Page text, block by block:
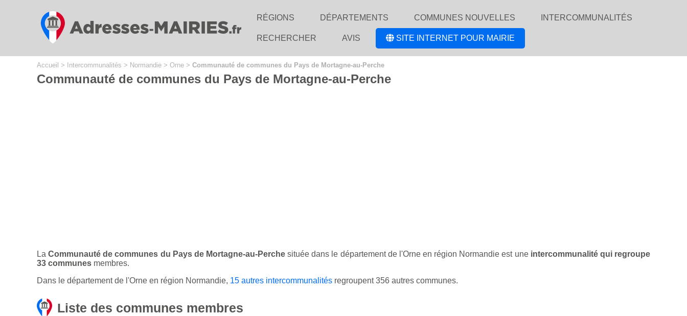
RÉGIONS DÉPARTEMENTS COMMUNES NOUVELLES INTERCOMMUNALITÉS
RECHERCHER AVIS SITE INTERNET POUR MAIRIE
Accueil > Intercommunalités > Normandie > Orne > Communauté de communes du Pays de Mortagne-au-Perche
Communauté de communes du Pays de Mortagne-au-Perche
LaCommunauté de communes du Pays de Mortagne-au-Perche située dans le département de l'Orne en région Normandie est une intercommunalité qui regroupe
33 communes membres.
Dans le département de l'Orne en région Normandie, 15 autres intercommunalités regroupent 356 autres communes.
Liste des communes membres